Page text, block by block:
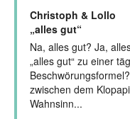
Christoph & Lollo
„alles gut“
Na, alles gut? Ja,
„alles gut“ zu einer
zwischen dem
Wahnsinn...